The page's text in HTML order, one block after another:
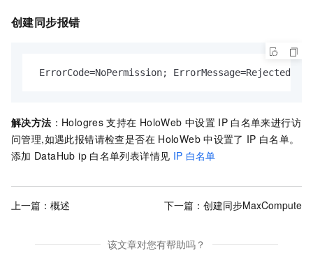
创建同步报错
ErrorCode=NoPermission; ErrorMessage=Rejected
解决方法 ：Hologres 支持在 HoloWeb 中设置 IP 白名单来进行访
问管理,如遇此报错请检查是否在 HoloWeb 中设置了 IP 白名单。
添加 DataHub ip 白名单列表详情见 IP 白名单
上一篇： 概述 下一篇： 创建同步MaxCompute
该文章对您有帮助吗？